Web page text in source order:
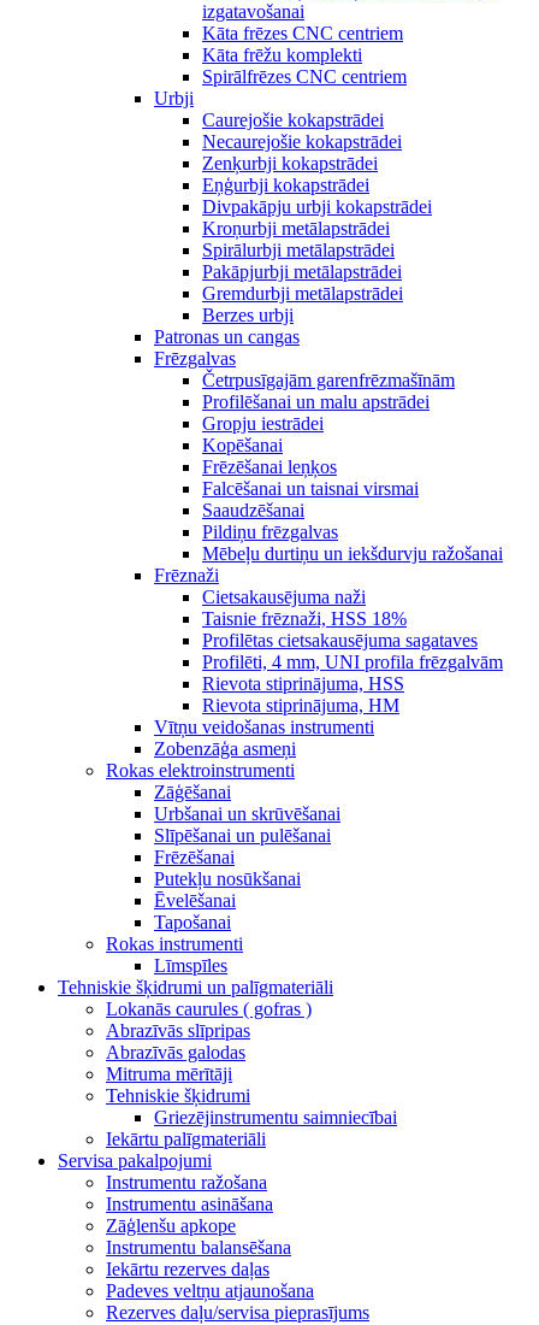
izgatavošanai
Kāta frēzes CNC centriem
Kāta frēžu komplekti
Spirālfrēzes CNC centriem
Urbji
Caurejošie kokapstrādei
Necaurejošie kokapstrādei
Zenķurbji kokapstrādei
Eņģurbji kokapstrādei
Divpakāpju urbji kokapstrādei
Kroņurbji metālapstrādei
Spirālurbji metālapstrādei
Pakāpjurbji metālapstrādei
Gremdurbji metālapstrādei
Berzes urbji
Patronas un cangas
Frēzgalvas
Četrpusīgajām garenfrēzmašīnām
Profilēšanai un malu apstrādei
Gropju iestrādei
Kopēšanai
Frēzēšanai leņķos
Falcēšanai un taisnai virsmai
Saaudzēšanai
Pildiņu frēzgalvas
Mēbeļu durtiņu un iekšdurvju ražošanai
Frēznaži
Cietsakausējuma naži
Taisnie frēznaži, HSS 18%
Profilētas cietsakausējuma sagataves
Profilēti, 4 mm, UNI profila frēzgalvām
Rievota stiprinājuma, HSS
Rievota stiprinājuma, HM
Vītņu veidošanas instrumenti
Zobenzāģa asmeņi
Rokas elektroinstrumenti
Zāģēšanai
Urbšanai un skrūvēšanai
Slīpēšanai un pulēšanai
Frēzēšanai
Putekļu nosūkšanai
Ēvelēšanai
Tapošanai
Rokas instrumenti
Līmspīles
Tehniskie šķidrumi un palīgmateriāli
Lokanās caurules ( gofras )
Abrazīvās slīpripas
Abrazīvās galodas
Mitruma mērītāji
Tehniskie šķidrumi
Griezējinstrumentu saimniecībai
Iekārtu palīgmateriāli
Servisa pakalpojumi
Instrumentu ražošana
Instrumentu asināšana
Zāģlenšu apkope
Instrumentu balansēšana
Iekārtu rezerves daļas
Padeves veltņu atjaunošana
Rezerves daļu/servisa pieprasījums